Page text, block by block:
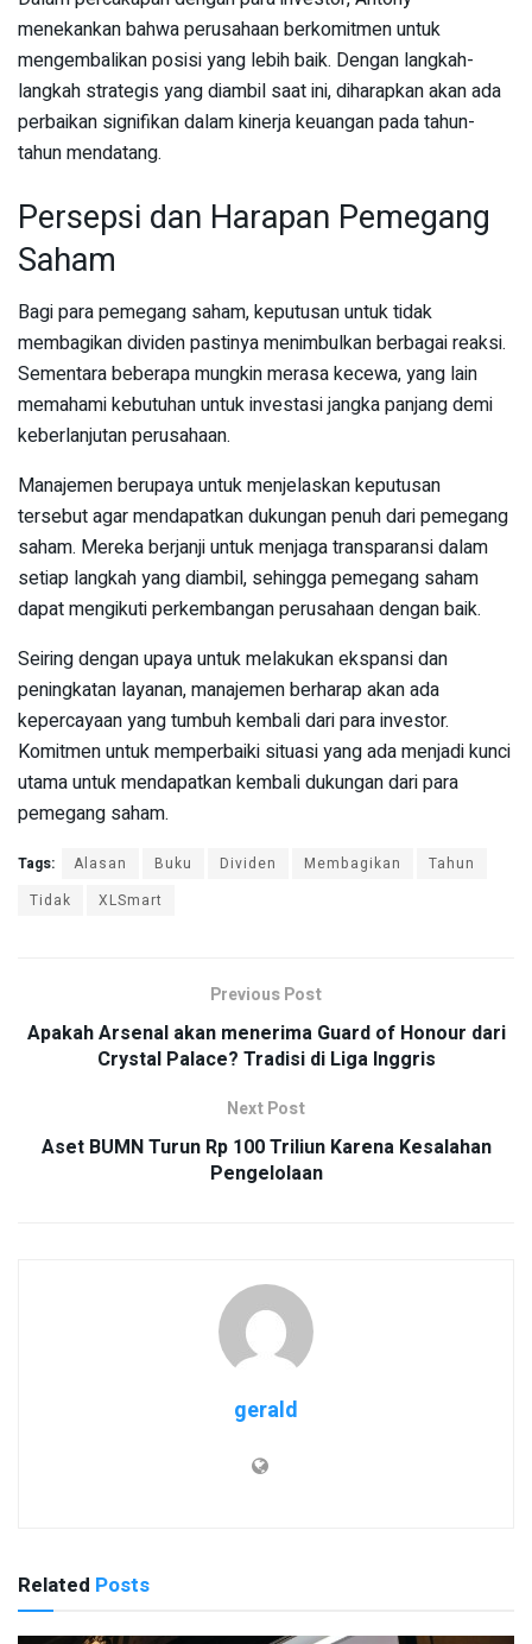
menekankan bahwa perusahaan berkomitmen untuk
mengembalikan posisi yang lebih baik. Dengan langkah-
langkah strategis yang diambil saat ini, diharapkan akan ada
perbaikan signifikan dalam kinerja keuangan pada tahun-
tahun mendatang.
Persepsi dan Harapan Pemegang
Saham
Bagi para pemegang saham, keputusan untuk tidak
membagikan dividen pastinya menimbulkan berbagai reaksi.
Sementara beberapa mungkin merasa kecewa, yang lain
memahami kebutuhan untuk investasi jangka panjang demi
keberlanjutan perusahaan.
Manajemen berupaya untuk menjelaskan keputusan
tersebut agar mendapatkan dukungan penuh dari pemegang
saham. Mereka berjanji untuk menjaga transparansi dalam
setiap langkah yang diambil, sehingga pemegang saham
dapat mengikuti perkembangan perusahaan dengan baik.
Seiring dengan upaya untuk melakukan ekspansi dan
peningkatan layanan, manajemen berharap akan ada
kepercayaan yang tumbuh kembali dari para investor.
Komitmen untuk memperbaiki situasi yang ada menjadi kunci
utama untuk mendapatkan kembali dukungan dari para
pemegang saham.
Tags: Alasan Buku Dividen Membagikan
Tahun
Tidak
XLSmart
Previous Post
Apakah Arsenal akan menerima Guard of Honour dari
Crystal Palace? Tradisi di Liga Inggris
Next Post
Aset BUMN Turun Rp 100 Triliun Karena Kesalahan
Pengelolaan
gerald
Related Posts